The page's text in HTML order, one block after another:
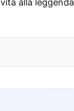
alla leggenda